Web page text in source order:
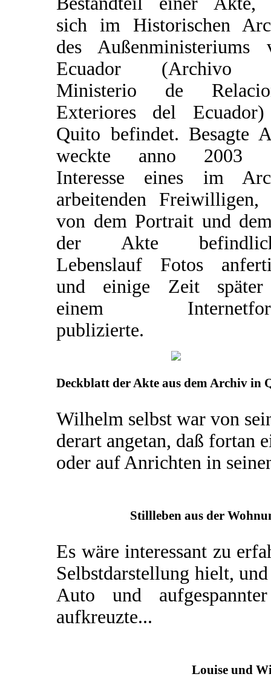
sich im Historischen
des Außenministeriums
Ecuador (Archivo
Ministerio de
Exteriores del
Quito befindet. Besagte
weckte anno 2003
Interesse eines im
arbeitenden Freiwilligen,
von dem Portrait und
der Akte
Lebenslauf Fotos
und einige Zeit
einem
publizierte.
Deckblatt der Akte aus dem Archiv in
Wilhelm selbst war von
derart angetan, daß fortan
oder auf Anrichten in
Stillleben aus der
Es wäre interessant zu
Selbstdarstellung hielt,
Auto und
aufkreuzte...
Louise und